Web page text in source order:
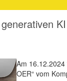
Am
OER“ vom